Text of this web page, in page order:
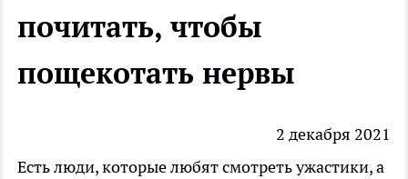
почитать, чтобы
пощекотать нервы
2 декабря 2021
Есть люди, которые любят смотреть ужастики, а